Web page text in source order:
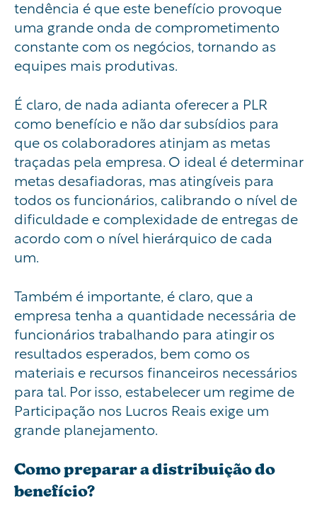
tendência é que este benefício provoque
uma grande onda de comprometimento
constante com os negócios, tornando as
equipes mais produtivas.
É claro, de nada adianta oferecer a PLR
como benefício e não dar subsídios para
que os colaboradores atinjam as metas
traçadas pela empresa. O ideal é determinar
metas desafiadoras, mas atingíveis para
todos os funcionários, calibrando o nível de
dificuldade e complexidade de entregas de
acordo com o nível hierárquico de cada
um.
Também é importante, é claro, que a
empresa tenha a quantidade necessária de
funcionários trabalhando para atingir os
resultados esperados, bem como os
materiais e recursos financeiros necessários
para tal. Por isso, estabelecer um regime de
Participação nos Lucros Reais exige um
grande planejamento.
Como preparar a distribuição do
benefício?